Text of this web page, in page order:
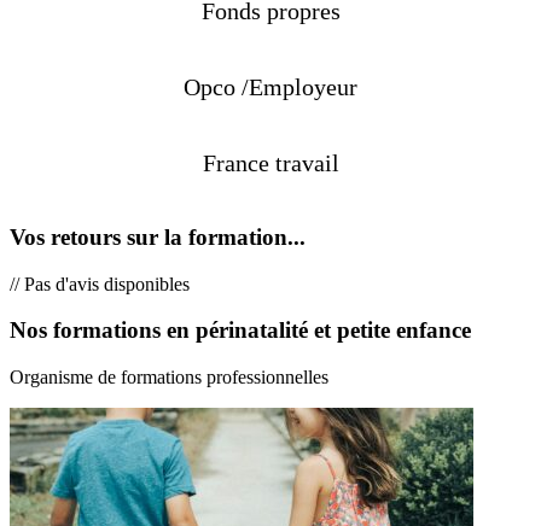
Fonds propres
Opco /Employeur
France travail
Vos retours sur la formation...
// Pas d'avis disponibles
Nos formations en périnatalité et petite enfance
Organisme de formations professionnelles